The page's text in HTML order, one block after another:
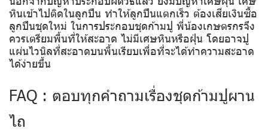
หินเข้าไปติดในลูกปืน ทำให้ลูกปืนแตกเร็ว ต้องเสียเงินซื้อ
ลูกปืนชุดใหม่ ในการประกอบชุดก้ามปู พี่น้องเกษตรกรจึง
ควรเตรียมพื้นที่ให้สะอาด ไม่มีเศษหินหรือฝุ่น โดยอาจปู
แผ่นไวนิลที่สะอาดบนพื้นเรียบเพื่อที่จะได้ทำความสะอาด
ได้ง่ายขึ้น
FAQ : ตอบทุกคำถามเรื่องชุดก้ามปูผาน
ไถ